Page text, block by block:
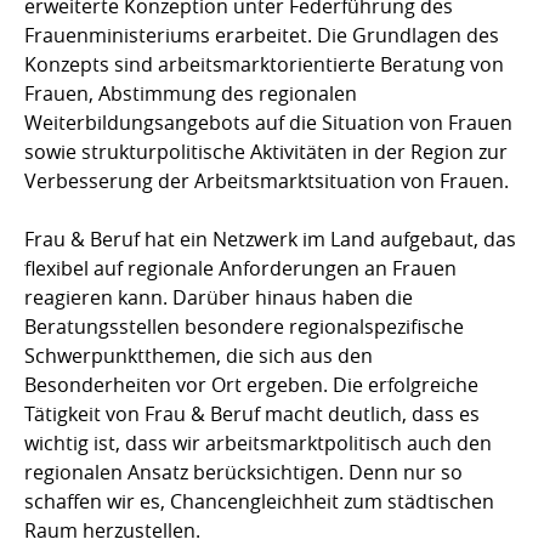
erweiterte Konzeption unter Federführung des
Frauenministeriums erarbeitet. Die Grundlagen des
Konzepts sind arbeitsmarktorientierte Beratung von
Frauen, Abstimmung des regionalen
Weiterbildungsangebots auf die Situation von Frauen
sowie strukturpolitische Aktivitäten in der Region zur
Verbesserung der Arbeitsmarktsituation von Frauen.
Frau & Beruf hat ein Netzwerk im Land aufgebaut, das
flexibel auf regionale Anforderungen an Frauen
reagieren kann. Darüber hinaus haben die
Beratungsstellen besondere regionalspezifische
Schwerpunktthemen, die sich aus den
Besonderheiten vor Ort ergeben. Die erfolgreiche
Tätigkeit von Frau & Beruf macht deutlich, dass es
wichtig ist, dass wir arbeitsmarktpolitisch auch den
regionalen Ansatz berücksichtigen. Denn nur so
schaffen wir es, Chancengleichheit zum städtischen
Raum herzustellen.